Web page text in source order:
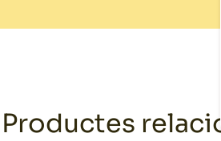
Productes